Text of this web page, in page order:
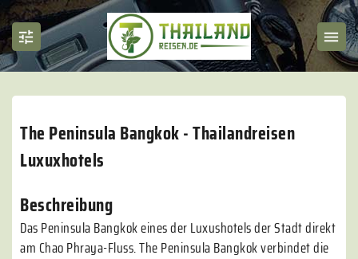
The Peninsula Bangkok - Thailandreisen
Luxuxhotels
Beschreibung
Das Peninsula Bangkok eines der Luxushotels der Stadt direkt
am Chao Phraya-Fluss. The Peninsula Bangkok verbindet die